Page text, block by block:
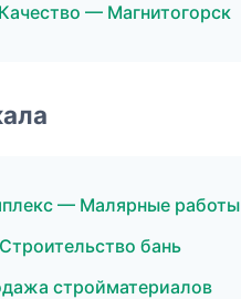
— Магнитогорск
— Малярные работы
бань
стройматериалов